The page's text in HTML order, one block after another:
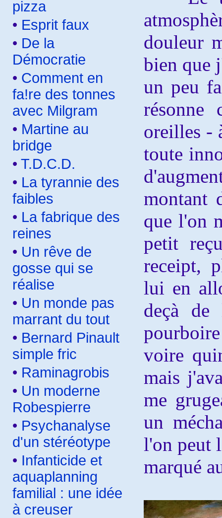
pizza
• Esprit faux
• De la
Démocratie
• Comment en
fa!re des tonnes
avec Milgram
• Martine au
bridge
• T.D.C.D.
• La tyrannie des
faibles
• La fabrique des
reines
• Un rêve de
gosse qui se
réalise
• Un monde pas
marrant du tout
• Bernard Pinault
simple fric
• Raminagrobis
• Un moderne
Robespierre
• Psychanalyse
d'un stéréotype
• Infanticide et
aquaplanning
familial : une idée
à creuser
douleur
bien que
un peu
résonne
oreilles -
toute
montant
que l'on
petit
receipt,
lui en
deçà de
voire
mais
me
un
l'on peut
marqué